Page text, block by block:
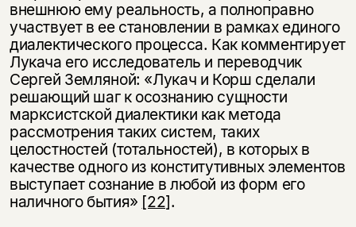
внешнюю ему реальность, а полноправно
участвует в ее становлении в рамках единого
диалектического процесса. Как комментирует
Лукача его исследователь и переводчик
Сергей Земляной: «Лукач и Корш сделали
решающий шаг к осознанию сущности
марксистской диалектики как метода
рассмотрения таких систем, таких
целостностей (тотальностей), в которых в
качестве одного из конститутивных элементов
выступает сознание в любой из форм его
наличного бытия» [22].